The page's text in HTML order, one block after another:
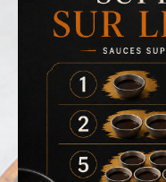
ACCUEIL
LA CARTE
VOTRE COMPTE
NOTRE RESTAURANT